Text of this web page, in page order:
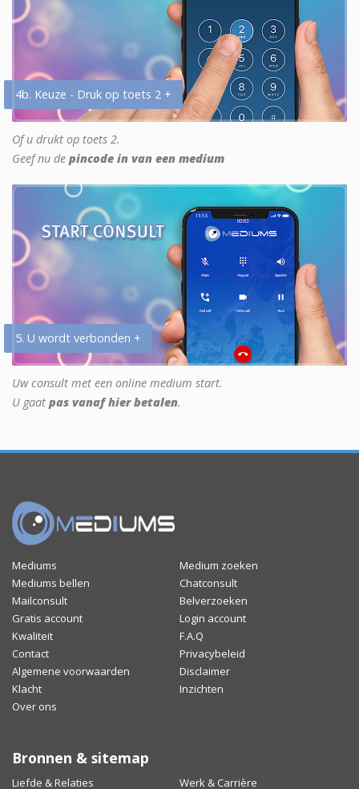
4b. Keuze - Druk op toets 2 +
Of u drukt op toets 2.
Geef nu de pincode in van een medium
5. U wordt verbonden +
Uw consult met een online medium start.
U gaat pas vanaf hier betalen.
Mediums
Medium zoeken
Mediums bellen
Chatconsult
Mailconsult
Belverzoeken
Gratis account
Login account
Kwaliteit
F.A.Q
Contact
Privacybeleid
Algemene voorwaarden
Disclaimer
Klacht
Inzichten
Over ons
Bronnen & sitemap
Liefde & Relaties Werk & Carrière